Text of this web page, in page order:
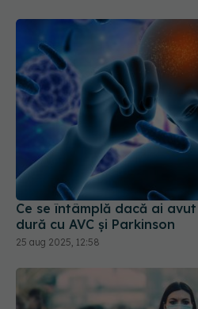
Ce se întâmplă dacă ai
dură cu AVC și Parkinson
25 aug 2025, 12:58